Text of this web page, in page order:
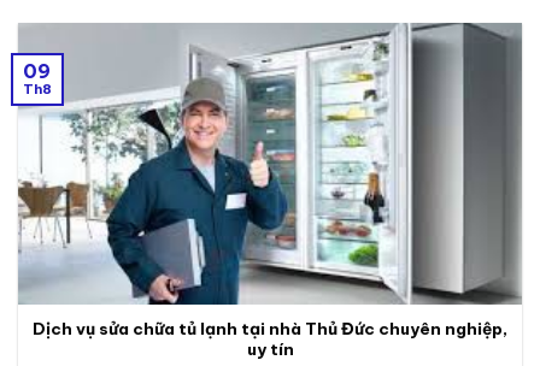
Dịch vụ sửa chữa tủ lạnh tại nhà Thủ Đức chuyên nghiệp,
uy tín
09
Th8